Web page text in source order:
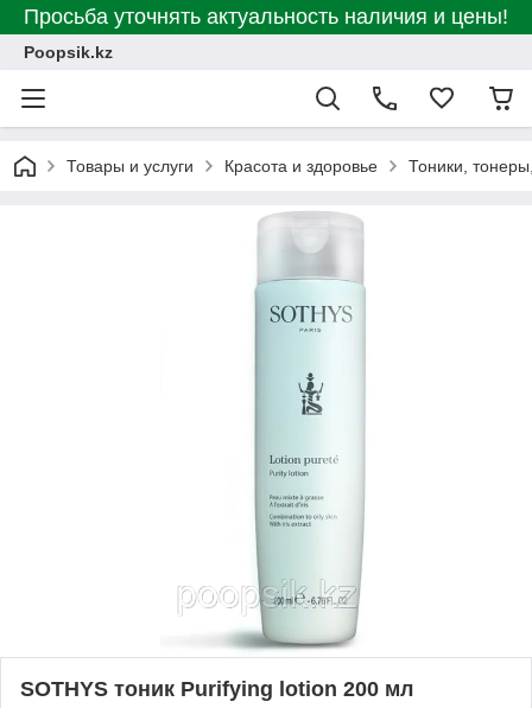
Просьба уточнять актуальность наличия и цены!
Poopsik.kz
Товары и услуги Красота и здоровье Тоники,
SOTHYS тоник Purifying lotion 200 мл